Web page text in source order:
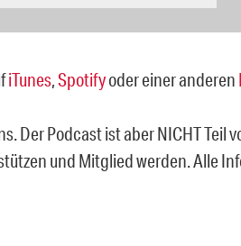
iTunes,Spotifyoder einer anderen
Der Podcast ist aber NICHT Teil
und Mitglied werden. Alle